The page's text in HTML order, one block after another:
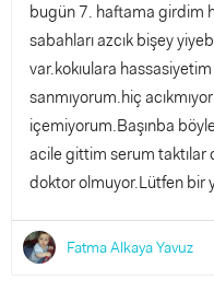
bugün 7. haftama girdim
sabahları azcık bişey
var.kokıulara
sanmıyorum.hiç
içemiyorum.Başınba
acile gittim serum taktılar
doktor olmuyor.Lütfen bir
Fatma Alkaya Yavuz